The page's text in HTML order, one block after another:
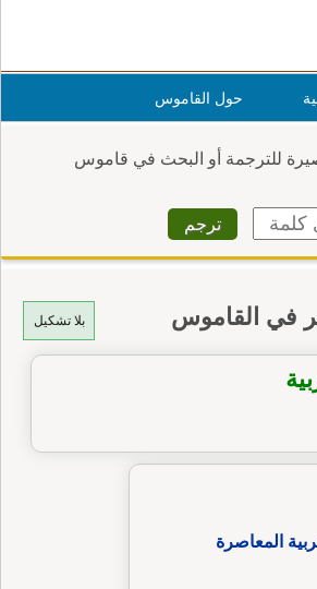
حول القاموس
للترجمة أو البحث في قاموس
بلا تشكيل في القاموس
المعاصرة